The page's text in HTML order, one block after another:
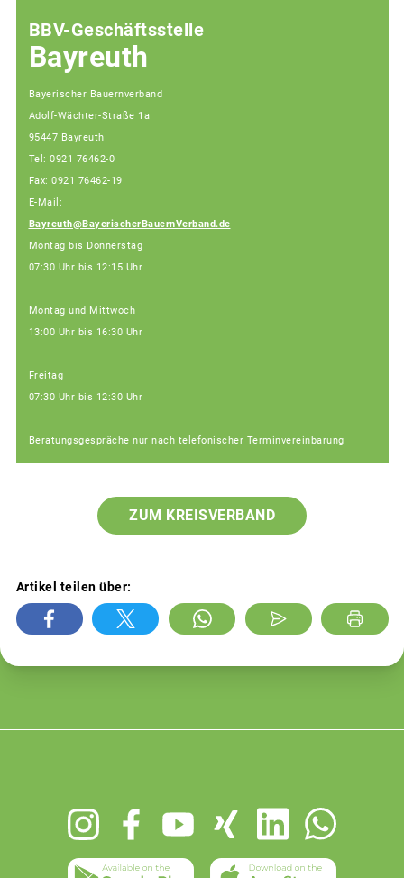
BBV-Geschäftsstelle
Bayreuth
Bayerischer Bauernverband
Adolf-Wächter-Straße 1a
95447 Bayreuth
Tel: 0921 76462-0
Fax: 0921 76462-19
E-Mail:
Bayreuth@BayerischerBauernVerband.de
Montag bis Donnerstag
07:30 Uhr bis 12:15 Uhr
Montag und Mittwoch
13:00 Uhr bis 16:30 Uhr
Freitag
07:30 Uhr bis 12:30 Uhr
Beratungsgespräche nur nach telefonischer Terminvereinbarung
ZUM KREISVERBAND
Artikel teilen über: